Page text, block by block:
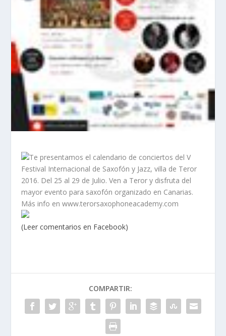
Te presentamos el calendario de conciertos del V
Festival Internacional de Saxofón y Jazz, villa de Teror
2016. Del 25 al 29 de Julio. Ven a Teror y disfruta del
mayor evento para saxofón organizado en Canarias.
Más info en www.terorsaxophoneacademy.com
(Leer comentarios en Facebook)
COMPARTIR: